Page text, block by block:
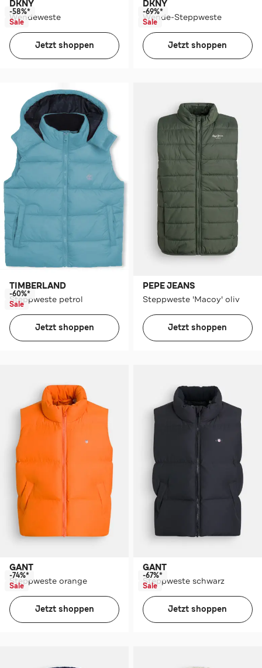
DKNY
Wendeweste
-58%*
Sale
Jetzt shoppen
DKNY
Wende-Steppweste
-69%*
Sale
Jetzt shoppen
TIMBERLAND
Steppweste petrol
-60%*
Sale
Jetzt shoppen
PEPE JEANS
Steppweste 'Macoy' oliv
Jetzt shoppen
GANT
Steppweste orange
-74%*
Sale
Jetzt shoppen
GANT
Steppweste schwarz
-67%*
Sale
Jetzt shoppen